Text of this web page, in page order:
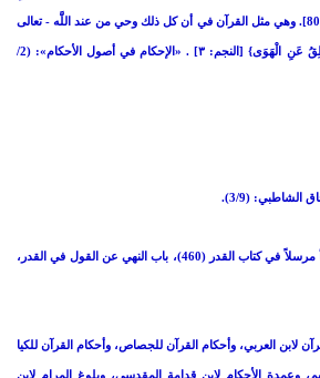
الرَّسُولَ فَقَدْ أَطَاعَ اللَّهَ} [النساء: 80]. وهي مثل القرآن في أن كل ذلك وحي من عند اللَّه - تعالى
- قال اللَّه - عز وجل -: {وَمَا يَنطِقُ عَنِ الْهَوَى} [النجم: ٣] . «الإحكام في أصول الأحكام»: (2/
[10] رواه الإمام مالك في الموطأ مرسلاً في كتاب القدر (460)، باب النهي عن القول في القدر،
لابن العربي، وأحكام القرآن للجصاص، وأحكام القرآن للكيا
وعمدة الأحكام لابن قدامة المقدسي، وبلوغ المرام لابن